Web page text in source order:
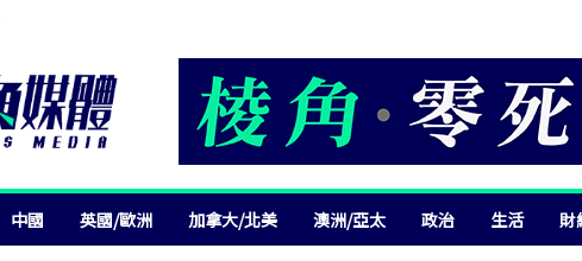
中國 英國/歐洲 加拿大/北美 澳洲/亞太 政治 生活 財